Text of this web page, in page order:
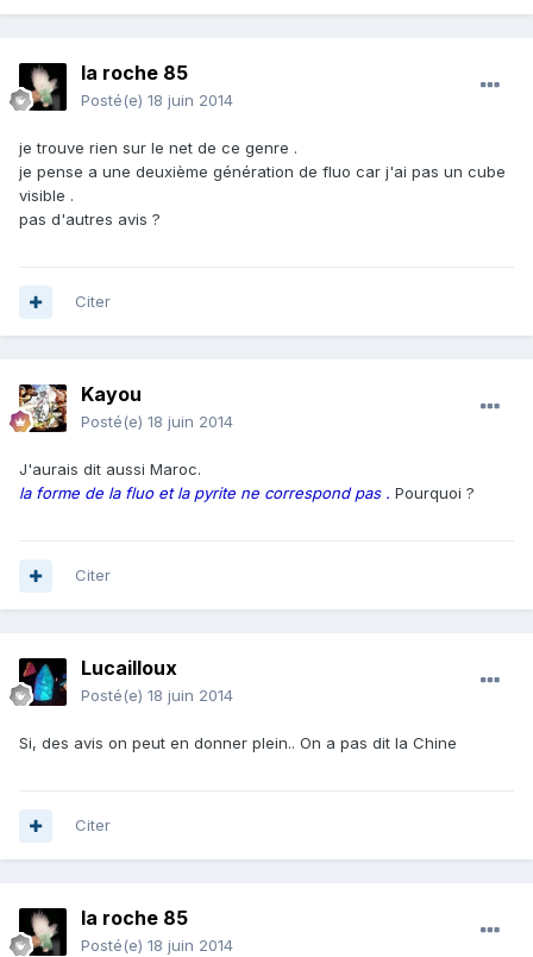
la roche 85
Posté(e) 18 juin 2014
je trouve rien sur le net de ce genre .
je pense a une deuxième génération de fluo car j'ai pas un cube
visible .
pas d'autres avis ?
Citer
Kayou
Posté(e) 18 juin 2014
J'aurais dit aussi Maroc.
la forme de la fluo et la pyrite ne correspond pas . Pourquoi ?
Citer
Lucailloux
Posté(e) 18 juin 2014
Si, des avis on peut en donner plein.. On a pas dit la Chine
Citer
la roche 85
Posté(e) 18 juin 2014